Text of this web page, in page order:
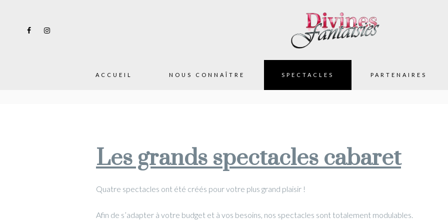
Skip to content
ACCUEIL NOUS CONNAÎTRE SPECTACLES PARTENAIRES
Les grands spectacles cabaret
Quatre spectacles ont été créés pour votre plus grand plaisir !
Afin de s’adapter à votre budget et à vos besoins, nos spectacles sont totalement modulables.